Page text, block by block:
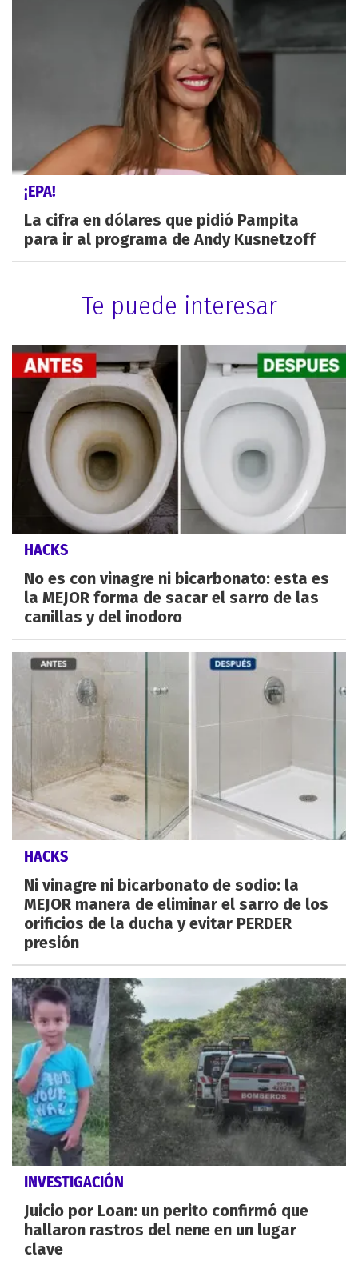
¡EPA!
La cifra en dólares que pidió Pampita
para ir al programa de Andy Kusnetzoff
Te puede interesar
HACKS
No es con vinagre ni bicarbonato: esta es
la MEJOR forma de sacar el sarro de las
canillas y del inodoro
HACKS
Ni vinagre ni bicarbonato de sodio: la
MEJOR manera de eliminar el sarro de los
orificios de la ducha y evitar PERDER
presión
INVESTIGACIÓN
Juicio por Loan: un perito confirmó que
hallaron rastros del nene en un lugar
clave